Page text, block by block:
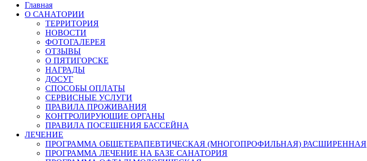
Главная
О САНАТОРИИ
ТЕРРИТОРИЯ
НОВОСТИ
ФОТОГАЛЕРЕЯ
ОТЗЫВЫ
О ПЯТИГОРСКЕ
НАГРАДЫ
ДОСУГ
СПОСОБЫ ОПЛАТЫ
СЕРВИСНЫЕ УСЛУГИ
ПРАВИЛА ПРОЖИВАНИЯ
КОНТРОЛИРУЮЩИЕ ОРГАНЫ
ПРАВИЛА ПОСЕЩЕНИЯ БАССЕЙНА
ЛЕЧЕНИЕ
ПРОГРАММА ОБЩЕТЕРАПЕВТИЧЕСКАЯ (МНОГОПРОФИЛЬНАЯ) РАСШИРЕННАЯ
ПРОГРАММА ЛЕЧЕНИЕ НА БАЗЕ САНАТОРИЯ